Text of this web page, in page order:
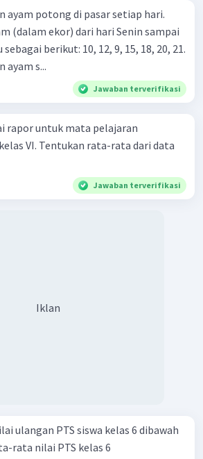
ayam potong di pasar setiap hari.
(dalam ekor) dari hari Senin sampai
berikut: 10, 12, 9, 15, 18, 20, 21.
ayam s...
Jawaban terverifikasi
rapor untuk mata pelajaran
rata dari data
Jawaban terverifikasi
Iklan
ulangan PTS siswa kelas 6 dibawah
a. Rata-rata nilai PTS kelas 6